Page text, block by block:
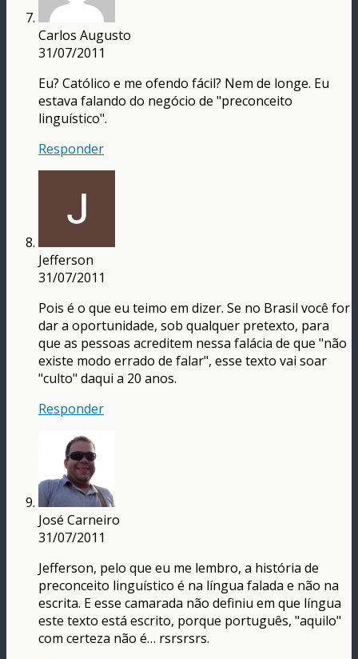
Carlos Augusto
31/07/2011
Eu? Católico e me ofendo fácil? Nem de longe. Eu
estava falando do negócio de "preconceito
linguístico".
Responder
Jefferson
31/07/2011
Pois é o que eu teimo em dizer. Se no Brasil você for
dar a oportunidade, sob qualquer pretexto, para
que as pessoas acreditem nessa falácia de que "não
existe modo errado de falar", esse texto vai soar
"culto" daqui a 20 anos.
Responder
José Carneiro
31/07/2011
Jefferson, pelo que eu me lembro, a história de
preconceito linguístico é na língua falada e não na
escrita. E esse camarada não definiu em que língua
este texto está escrito, porque português, "aquilo"
com certeza não é… rsrsrsrs.